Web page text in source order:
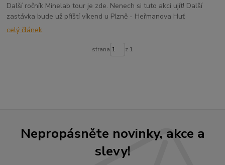
Další ročník Minelab tour je zde. Nenech si tuto akci ujít! Další
zastávka bude už příští víkend u Plzně - Heřmanova Huť
celý článek
strana z 1
Nepropásněte novinky, akce a
slevy!